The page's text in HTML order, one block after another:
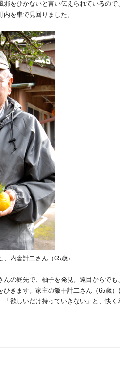
邪をひかないと言い伝えられているので
を車で見回りました。
内倉計二さん（65歳）
の庭先で、柚子を発見。遠目からでも
ひきます。家主の飯干計二さん（65歳）
「欲しいだけ持っていきない」と、快く